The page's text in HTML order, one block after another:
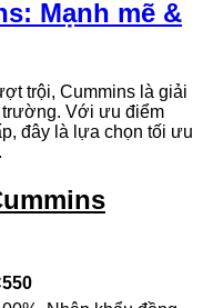
Mạnh mẽ &
trội, Cummins là giải
Với ưu điểm
đây là lựa chọn tối ưu